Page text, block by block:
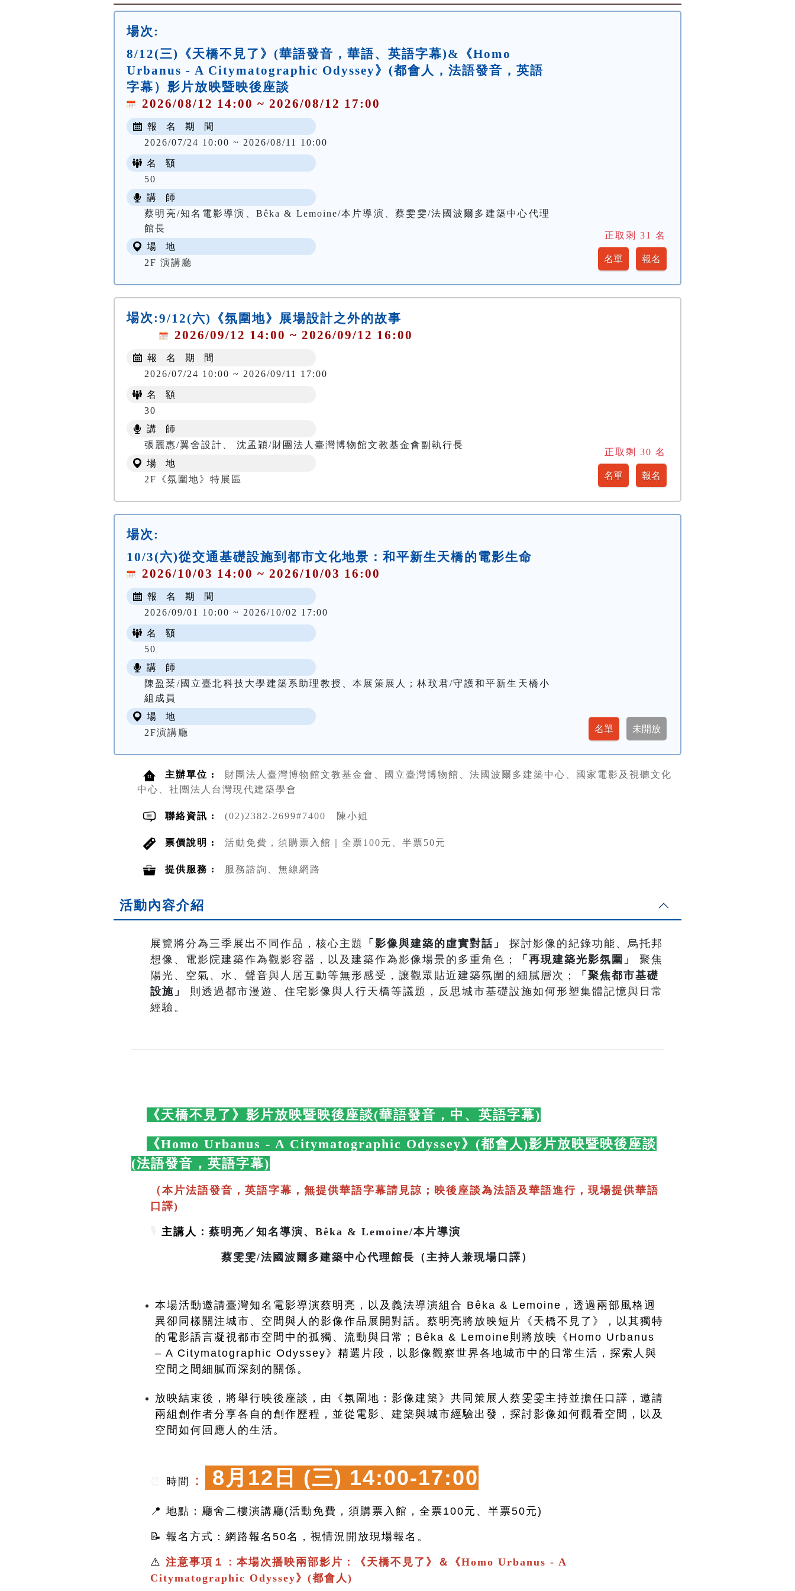
場次:
8/12(三)《天橋不見了》(華語發音，華語、英語字幕)&《Homo
Urbanus - A Citymatographic Odyssey》(都會人，法語發音，英語
字幕）影片放映暨映後座談
2026/08/12 14:00 ~ 2026/08/12 17:00
報 名 期 間
2026/07/24 10:00 ~ 2026/08/11 10:00
名 額
50
講 師
蔡明亮/知名電影導演、Bêka & Lemoine/本片導演、蔡雯雯/法國波爾多建築中心代理
館長
場 地
2F 演講廳
正取剩 31 名
場次:9/12(六)《氛圍地》展場設計之外的故事
2026/09/12 14:00 ~ 2026/09/12 16:00
報 名 期 間
2026/07/24 10:00 ~ 2026/09/11 17:00
名 額
30
講 師
張麗惠/翼舍設計、 沈孟穎/財團法人臺灣博物館文教基金會副執行長
場 地
2F《氛圍地》特展區
正取剩 30 名
場次:
10/3(六)從交通基礎設施到都市文化地景：和平新生天橋的電影生命
2026/10/03 14:00 ~ 2026/10/03 16:00
報 名 期 間
2026/09/01 10:00 ~ 2026/10/02 17:00
名 額
50
講 師
陳盈棻/國立臺北科技大學建築系助理教授、本展策展人；林玟君/守護和平新生天橋小
組成員
場 地
2F演講廳
主辦單位 :
財團法人臺灣博物館文教基金會、國立臺灣博物館、法國波爾多建築中心、國家電影及視聽文化
中心、社團法人台灣現代建築學會
聯絡資訊 : (02)2382-2699#7400 陳小姐
票價說明 : 活動免費，須購票入館｜全票100元、半票50元
提供服務 : 服務諮詢、無線網路
活動內容介紹
展覽將分為三季展出不同作品，核心主題 「影像與建築的虛實對話」
探討影像的紀錄功能、烏托邦
想像、電影院建築作為觀影容器，以及建築作為影像場景的多重角色；
「再現建築光影氛圍」
聚焦
陽光、空氣、水、聲音與人居互動等無形感受，讓觀眾貼近建築氛圍的細膩層次；
「聚焦都市基礎
設施」
則透過都市漫遊、住宅影像與人行天橋等議題，反思城市基礎設施如何形塑集體記憶與日常
經驗。
《天橋不見了》影片放映暨映後座談(華語發音，中、英語字幕)
《Homo Urbanus - A Citymatographic Odyssey》(都會人)影片放映暨映後座談
(法語發音，英語字幕)
（本片法語發音，英語字幕，無提供華語字幕請見諒；映後座談為法語及華語進行，現場提供華語
口譯)
主講人： 蔡明亮／知名導演、Bêka & Lemoine/本片導演
蔡雯雯/法國波爾多建築中心代理館長（主持人兼現場口譯）
本場活動邀請臺灣知名電影導演蔡明亮，以及義法導演組合 Bêka & Lemoine，透過兩部風格迥
異卻同樣關注城市、空間與人的影像作品展開對話。蔡明亮將放映短片《天橋不見了》，以其獨特
的電影語言凝視都市空間中的孤獨、流動與日常；Bêka & Lemoine則將放映《Homo Urbanus
– A Citymatographic Odyssey》精選片段，以影像觀察世界各地城市中的日常生活，探索人與
空間之間細膩而深刻的關係。
放映結束後，將舉行映後座談，由《氛圍地：影像建築》共同策展人蔡雯雯主持並擔任口譯，邀請
兩組創作者分享各自的創作歷程，並從電影、建築與城市經驗出發，探討影像如何觀看空間，以及
空間如何回應人的生活。
時間 ： 8月12日 (三) 14:00-17:00
📍 地點：廳舍二樓演講廳(活動免費，須購票入館，全票100元、半票50元)
📝 報名方式：網路報名50名，視情況開放現場報名。
⚠️ 注意事項１：本場次播映兩部影片： 《天橋不見了 》＆ 《Homo Urbanus - A
Citymatographic Odyssey》(都會人)